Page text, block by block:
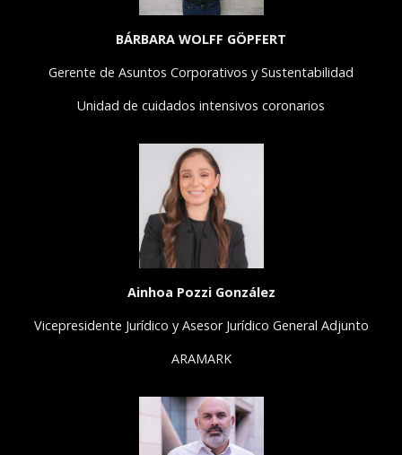
BÁRBARA WOLFF GÖPFERT
Gerente de Asuntos Corporativos y Sustentabilidad
Unidad de cuidados intensivos coronarios
Ainhoa Pozzi González
Vicepresidente Jurídico y Asesor Jurídico General Adjunto
ARAMARK